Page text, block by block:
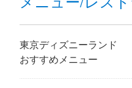
東京ディズニーランド
おすすめメニュー